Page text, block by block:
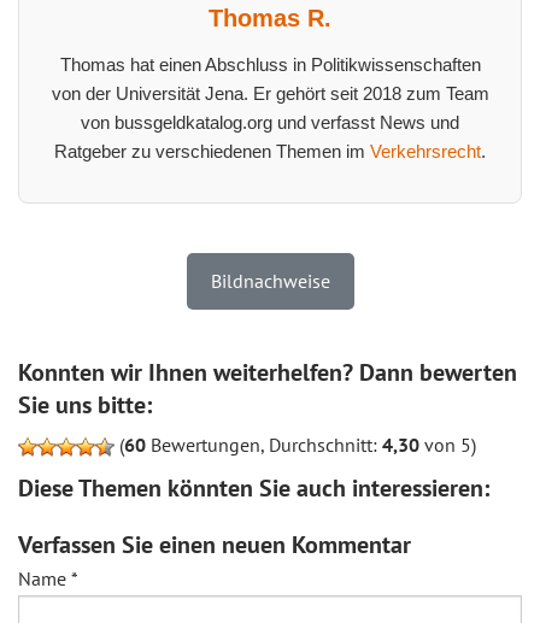
Thomas R.
Thomas hat einen Abschluss in Politikwissenschaften
von der Universität Jena. Er gehört seit 2018 zum Team
von bussgeldkatalog.org und verfasst News und
Ratgeber zu verschiedenen Themen im Verkehrsrecht.
Bildnachweise
Konnten wir Ihnen weiterhelfen? Dann bewerten
Sie uns bitte:
(60 Bewertungen, Durchschnitt: 4,30 von 5)
Diese Themen könnten Sie auch interessieren:
Verfassen Sie einen neuen Kommentar
Name *